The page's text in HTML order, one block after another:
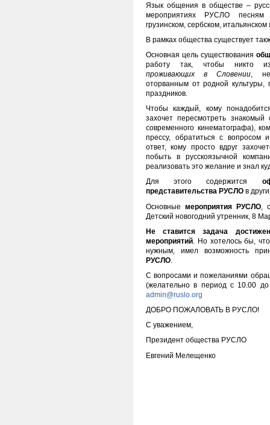
Язык общения в обществе –
мероприятиях РУСЛО песням
грузинском, сербском, итальянском
В рамках общества существует
Основная цель существования
работу так, чтобы никто из
проживающих в Словении, не
оторванным от родной
праздников.
Чтобы каждый, кому
захочет пересмотреть
современного кинематографа),
прессу, обратиться с вопросом
ответ, кому просто вдруг
побыть в русскоязычной
реализовать это желание и знал
Для этого содержится
представительства РУСЛО в
Основныемероприятия РУСЛО ,
Детский новогодний утренник, 8
Не ставится задача
мероприятий . Но хотелось бы,
нужным, имел возможность
РУСЛО
С вопросами и пожеланиями
(желательно в период с 10.00
admin@ruslo.org
ДОБРО ПОЖАЛОВАТЬ В РУСЛО!
С уважением,
Президент общества РУСЛО
Евгений Мелещенко